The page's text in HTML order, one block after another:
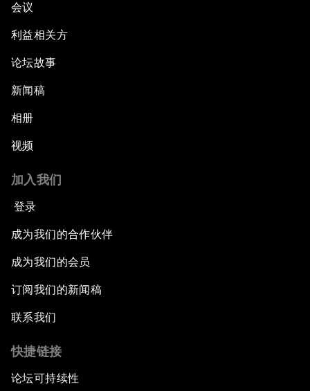
会议
利益相关方
论坛故事
新闻稿
相册
视频
加入我们
登录
成为我们的合作伙伴
成为我们的会员
订阅我们的新闻稿
联系我们
快捷链接
论坛可持续性